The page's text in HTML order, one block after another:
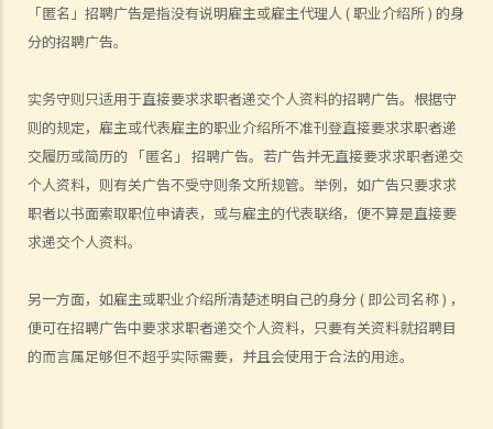
「匿名」招聘广告是指没有说明雇主或雇主代理人 ( 职业介绍所 ) 的身
分的招聘广告。
实务守则只适用于直接要求求职者递交个人资料的招聘广告。根据守
则的规定，雇主或代表雇主的职业介绍所不准刊登直接要求求职者递
交履历或简历的 「匿名」 招聘广告。若广告并无直接要求求职者递交
个人资料，则有关广告不受守则条文所规管。举例，如广告只要求求
职者以书面索取职位申请表，或与雇主的代表联络，便不算是直接要
求递交个人资料。
另一方面，如雇主或职业介绍所清楚述明自己的身分 ( 即公司名称 ) ，
便可在招聘广告中要求求职者递交个人资料，只要有关资料就招聘目
的而言属足够但不超乎实际需要，并且会使用于合法的用途。
5. 我在订阅服务提供商的服务时向它提供了我的个人资料。我可以请求
6. 个人资料私隐专员公署的职能是甚么?
个人信贷资料 (有关银行或财务公司提供信贷的纪录)
1. 信贷报告会包含甚么资料? 我如何能够向信贷资料服务机构索取关于
自己的信贷报告?
2. 如我发现自己的信贷报告的资料不准确，可采取什么行动？
3. 信贷提供者是否可在任何时间取得我的信贷报告？
报告？
5. 如我为朋友的银行贷款作担保人，该银行可否向信贷资料服务机构披
露我作为担保人的身分？若由个别人士作担保的贷款是属于公司贷款，